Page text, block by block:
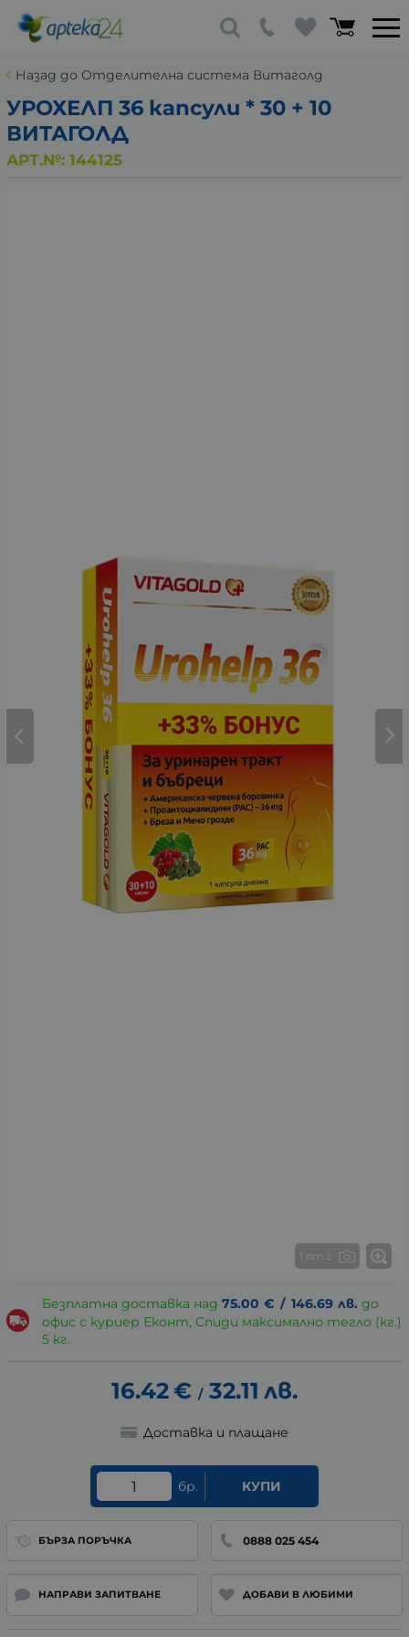
Назад до Отделителна система Витаголд
УРОХЕЛП 36 капсули * 30 + 10
ВИТАГОЛД
АРТ.№: 144125
1 от 2
Безплатна доставка над 75.00 € / 146.69 лв. до
офис с куриер Еконт, Спиди максимално тегло (кг.)
5 кг.
16.42€ / 32.11 лв.
Доставка и плащане
бр. КУПИ
БЪРЗА ПОРЪЧКА 0888 025 454
НАПРАВИ ЗАПИТВАНЕ ДОБАВИ В ЛЮБИМИ